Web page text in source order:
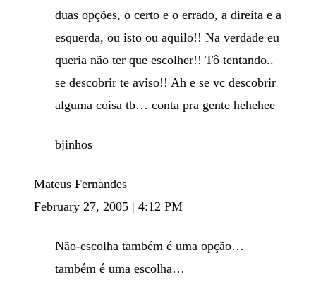
duas opções, o certo e o errado, a direita e a
esquerda, ou isto ou aquilo!! Na verdade eu
queria não ter que escolher!! Tô tentando..
se descobrir te aviso!! Ah e se vc descobrir
alguma coisa tb… conta pra gente hehehee
bjinhos
Mateus Fernandes
February 27, 2005 | 4:12 PM
Não-escolha também é uma opção…
também é uma escolha…